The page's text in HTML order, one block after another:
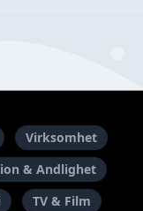
Virksomhet
& Andlighet
TV & Film